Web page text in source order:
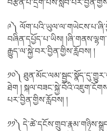
༩༽
བཞིན་དཔྱོད་པ་ཡིས།
རྒྱུད་ལ་སྐྱེ་བར་བྱིན་གྱིས་རློབས། །
༡༠༽
ཐེག །
པར་བྱིན་གྱིས་རློབས། །
༡༡༽